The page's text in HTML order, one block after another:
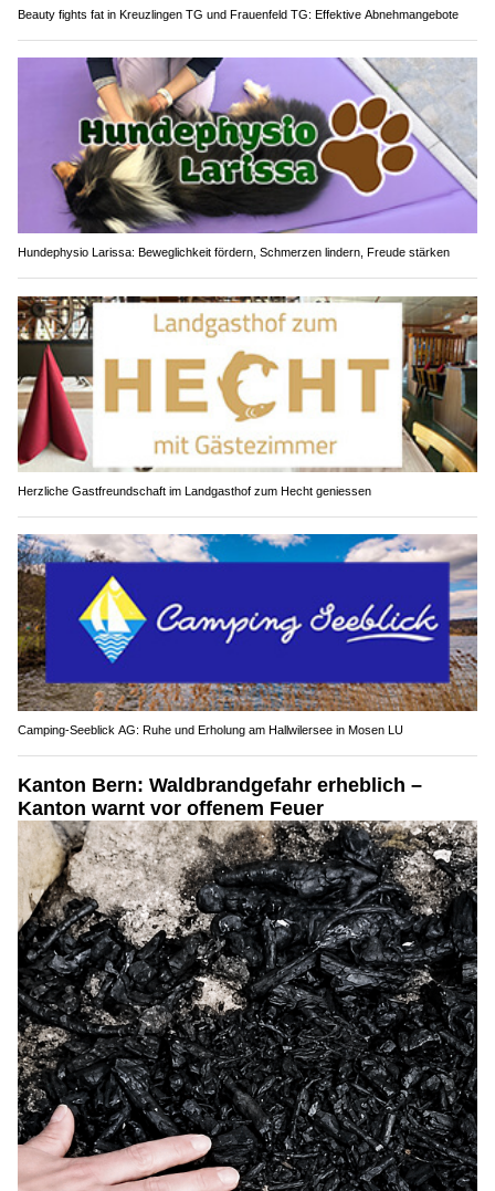
Beauty fights fat in Kreuzlingen TG und Frauenfeld TG: Effektive Abnehmangebote
Hundephysio Larissa: Beweglichkeit fördern, Schmerzen lindern, Freude stärken
Herzliche Gastfreundschaft im Landgasthof zum Hecht geniessen
Camping-Seeblick AG: Ruhe und Erholung am Hallwilersee in Mosen LU
Kanton Bern: Waldbrandgefahr erheblich –
Kanton warnt vor offenem Feuer